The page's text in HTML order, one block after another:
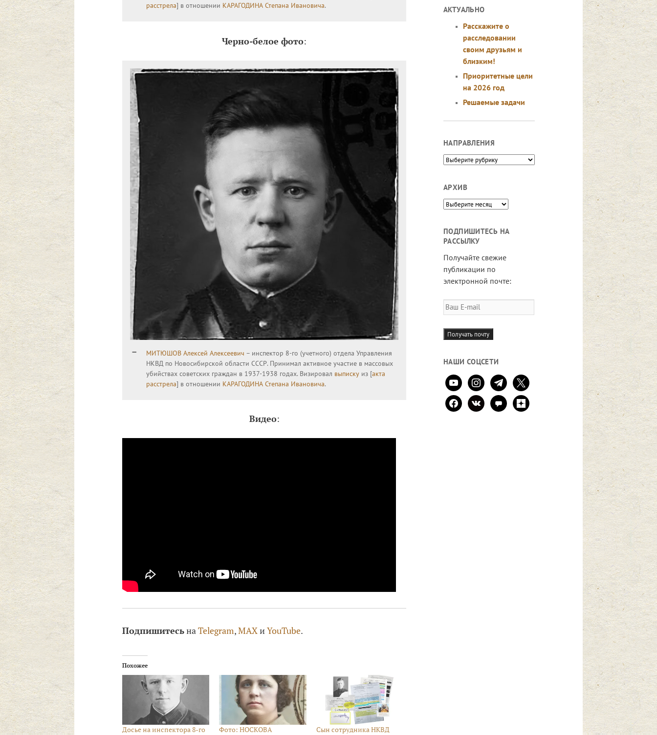
расстрела] в отношении КАРАГОДИНА Степана Ивановича.
Черно-белое фото:
МИТЮШОВ Алексей Алексеевич – инспектор 8-го (учетного) отдела Управления
НКВД по Новосибирской области СССР. Принимал активное участие в массовых
убийствах советских граждан в 1937-1938 годах. Визировал выпискуиз [акта
расстрела] в отношении КАРАГОДИНА Степана Ивановича.
Видео:
Подпишитесьна Telegram,MAXиYouTube.
Похожее
Досье на инспектора 8-го
Фото: НОСКОВА
Сын сотрудника НКВД
АКТУАЛЬНО
Расскажите о
расследовании
своим друзьям и
близким!
Приоритетные цели
на 2026 год
Решаемые задачи
НАПРАВЛЕНИЯ
Направления
АРХИВ
Архив
ПОДПИШИТЕСЬ НА
РАССЫЛКУ
Получайте свежие
публикации по
электронной почте:
Ваш
E-
mail
Получать почту
НАШИ СОЦСЕТИ
youtubeinstagramtelegram
x
facebookvkontaktecomment
zen-
yandex